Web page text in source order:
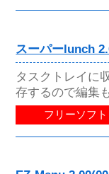
スーパーlunch
タスクトレイに
存するので編集
フリーソフト